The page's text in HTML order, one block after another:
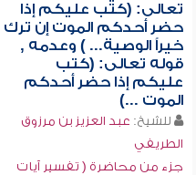
تعالى: (كتب عليكم إذا
حضر أحدكم الموت إن ترك
خيراً الوصية... ) وعدمه ,
قوله تعالى: (كتب
عليكم إذا حضر أحدكم
الموت ...)
للشيخ: عبد العزيز بن مرزوق
الطريفي
جزء من محاضرة ( تفسير آيات